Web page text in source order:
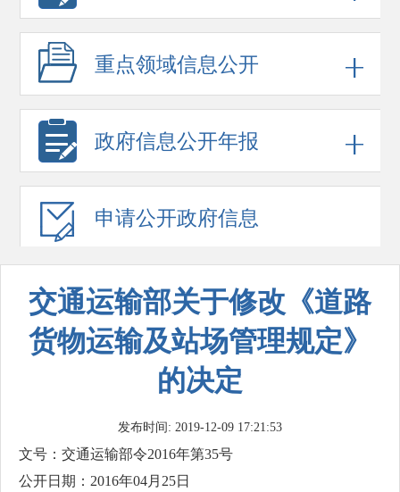
重点领域信息公开
政府信息公开年报
申请公开政府信息
交通运输部关于修改《道路
货物运输及站场管理规定》
的决定
发布时间: 2019-12-09 17:21:53
文号：交通运输部令2016年第35号
公开日期：2016年04月25日